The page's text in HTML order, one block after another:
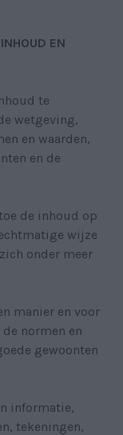
EN
te
wetgeving,
en waarden,
en de
de inhoud op
wijze
onder meer
manier en voor
normen en
gewoonten
informatie,
tekeningen,